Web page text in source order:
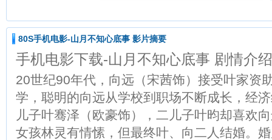
80S手机电影-山月不知心底事 影片摘要
手机电影下载-山月不知心底事 剧情介
20世纪90年代，向远（宋茜饰）接受叶家资
学，聪明的向远从学校到职场不断成长，经
儿子叶骞泽（欧豪饰），二儿子叶昀却喜欢
女孩林灵有情愫，但最终叶、向二人结婚。